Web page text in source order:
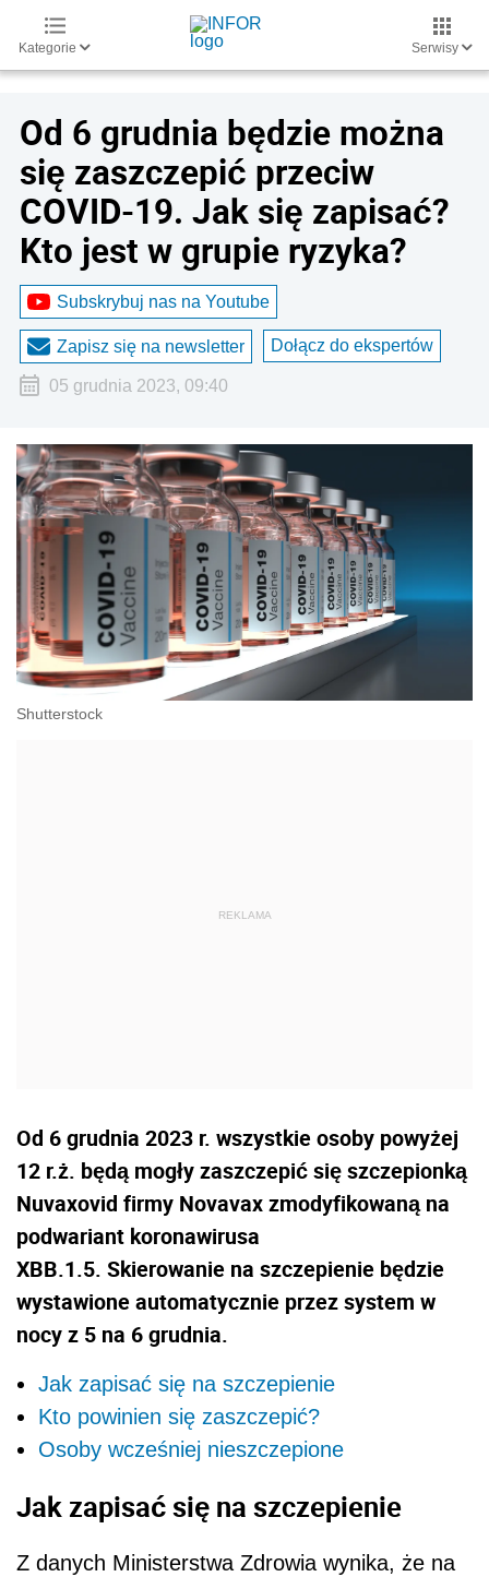
Kategorie Serwisy
Od 6 grudnia będzie można
się zaszczepić przeciw
COVID-19. Jak się zapisać?
Kto jest w grupie ryzyka?
Subskrybuj nas na Youtube
Zapisz się na newsletter Dołącz do ekspertów
05 grudnia 2023, 09:40
Shutterstock
Od 6 grudnia 2023 r. wszystkie osoby powyżej
12 r.ż. będą mogły zaszczepić się szczepionką
Nuvaxovid firmy Novavax zmodyfikowaną na
podwariant koronawirusa
XBB.1.5. Skierowanie na szczepienie będzie
wystawione automatycznie przez system w
nocy z 5 na 6 grudnia.
Jak zapisać się na szczepienie
Kto powinien się zaszczepić?
Osoby wcześniej nieszczepione
Jak zapisać się na szczepienie
Z danych Ministerstwa Zdrowia wynika, że na